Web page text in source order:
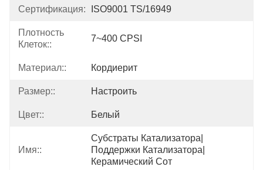
Сертификация: ISO9001 TS/16949
Плотность
Клеток::
7~400 CPSI
Материал:: Кордиерит
Размер:: Настроить
Цвет:: Белый
Имя::
Субстраты Катализатора|
Поддержки Катализатора|
Керамический Сот